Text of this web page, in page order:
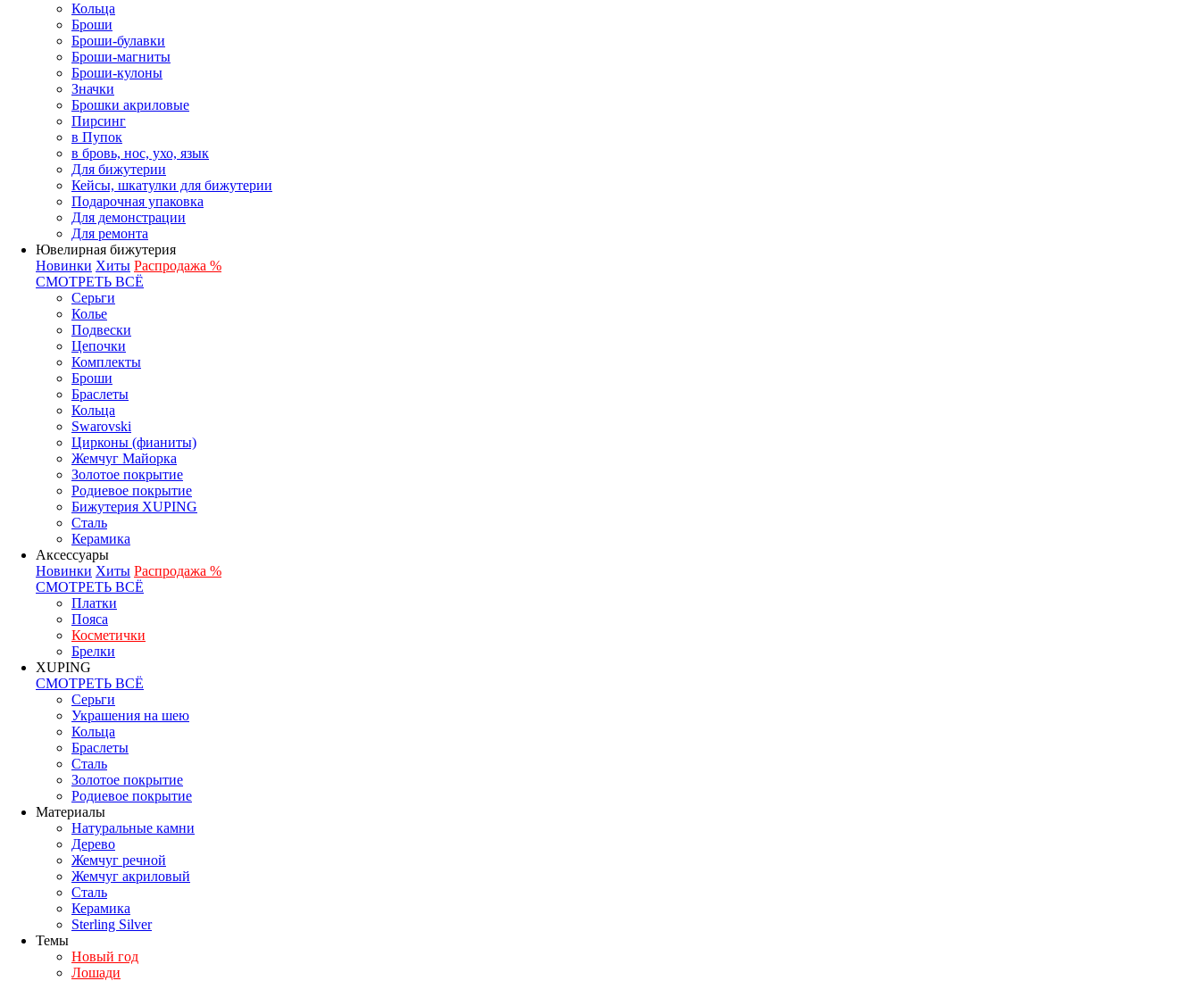
Кольца
Броши
Броши-булавки
Броши-магниты
Броши-кулоны
Значки
Брошки акриловые
Пирсинг
в Пупок
в бровь, нос, ухо, язык
Для бижутерии
Кейсы, шкатулки для бижутерии
Подарочная упаковка
Для демонстрации
Для ремонта
Ювелирная бижутерия
Новинки Хиты Распродажа %
СМОТРЕТЬ ВСЁ
Серьги
Колье
Подвески
Цепочки
Комплекты
Броши
Браслеты
Кольца
Swarovski
Цирконы (фианиты)
Жемчуг Майорка
Золотое покрытие
Родиевое покрытие
Бижутерия XUPING
Сталь
Керамика
Аксессуары
Новинки Хиты Распродажа %
СМОТРЕТЬ ВСЁ
Платки
Пояса
Косметички
Брелки
XUPING
СМОТРЕТЬ ВСЁ
Серьги
Украшения на шею
Кольца
Браслеты
Сталь
Золотое покрытие
Родиевое покрытие
Материалы
Натуральные камни
Дерево
Жемчуг речной
Жемчуг акриловый
Сталь
Керамика
Sterling Silver
Темы
Новый год
Лошади